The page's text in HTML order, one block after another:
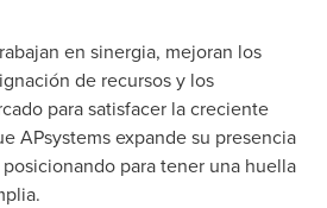
en sinergia, mejoran los
de recursos y los
para satisfacer la creciente
APsystems expande su presencia
para tener una huella